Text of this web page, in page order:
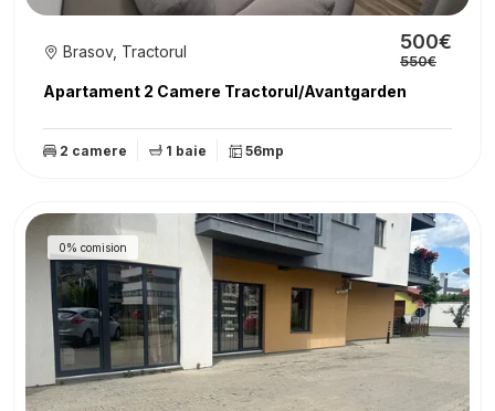
Apartament 2 Camere Tractorul/Avantgarden
Brasov, Tractorul 500€
550€
2 camere 1 baie 56mp
0% comision